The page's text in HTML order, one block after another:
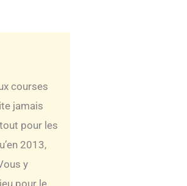
courses
jamais
pour les
2013,
y
pour le